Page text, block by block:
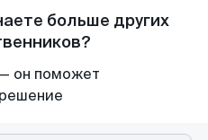
больше других
он поможет